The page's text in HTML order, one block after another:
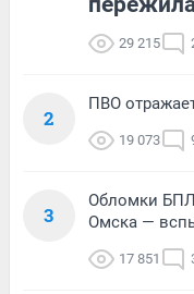
29 215
2
ПВО
19 073
3
Обломки
Омска —
17 851